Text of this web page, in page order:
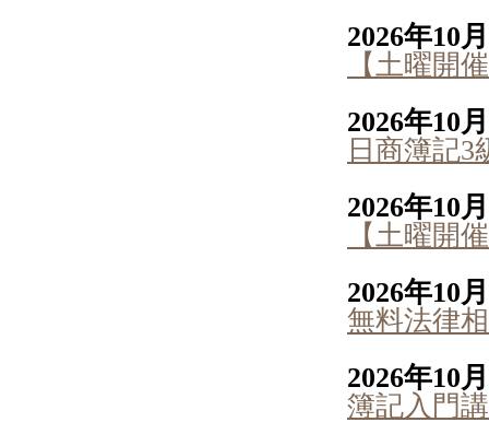
2026年10
【土曜開
2026年10
日商簿記3
2026年10
【土曜開
2026年10
無料法律
2026年10
簿記入門